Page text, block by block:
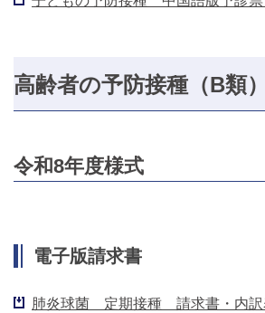
高齢者の予防接種（B類）
令和8年度様式
電子版請求書
肺炎球菌 定期接種 請求書・内訳